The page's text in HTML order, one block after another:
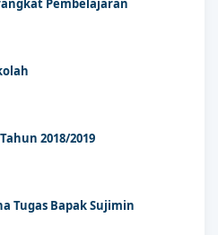
Pembelajaran
2018/2019
Tugas Bapak Sujimin